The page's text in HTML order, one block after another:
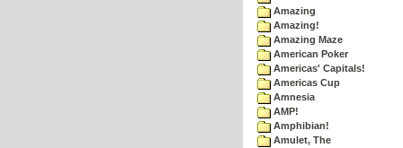
Amazing
Amazing!
Amazing Maze
American Poker
Americas' Capitals!
Americas Cup
Amnesia
AMP!
Amphibian!
Amulet, The